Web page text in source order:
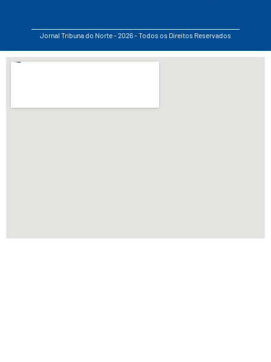
Jornal Tribuna do Norte - 2026 - Todos os Direitos Reservados